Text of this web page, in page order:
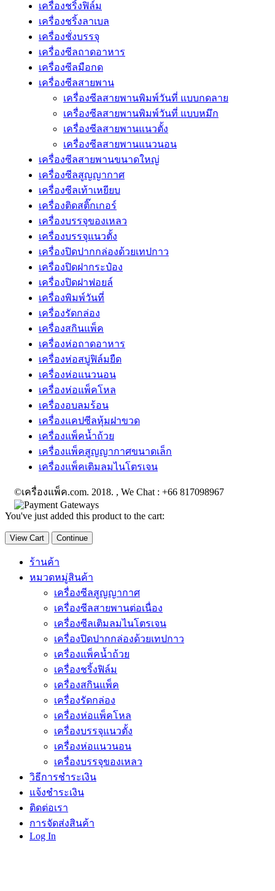
เครื่องชริ้งฟิล์ม
เครื่องชริ้งลาเบล
เครื่องชั่งบรรจุ
เครื่องซีลถาดอาหาร
เครื่องซีลมือกด
เครื่องซีลสายพาน
เครื่องซีลสายพานพิมพ์วันที่ แบบกดลาย
เครื่องซีลสายพานพิมพ์วันที่ แบบหมึก
เครื่องซีลสายพานแนวตั้ง
เครื่องซีลสายพานแนวนอน
เครื่องซีลสายพานขนาดใหญ่
เครื่องซีลสูญญากาศ
เครื่องซีลเท้าเหยียบ
เครื่องติดสติ๊กเกอร์
เครื่องบรรจุของเหลว
เครื่องบรรจุแนวตั้ง
เครื่องปิดปากกล่องด้วยเทปกาว
เครื่องปิดฝากระป๋อง
เครื่องปิดฝาฟอยล์
เครื่องพิมพ์วันที่
เครื่องรัดกล่อง
เครื่องสกินแพ็ค
เครื่องห่อถาดอาหาร
เครื่องห่อสบู่ฟิล์มยืด
เครื่องห่อแนวนอน
เครื่องห่อแพ็คโหล
เครื่องอบลมร้อน
เครื่องแคปซีลหุ้มฝาขวด
เครื่องแพ็คน้ำถ้วย
เครื่องแพ็คสูญญากาศขนาดเล็ก
เครื่องแพ็คเติมลมไนโตรเจน
©เครื่องแพ็ค.com. 2018. , We Chat : +66 817098967
You've just added this product to the cart:
View Cart Continue
ร้านค้า
หมวดหมู่สินค้า
เครื่องซีลสูญญากาศ
เครื่องซีลสายพานต่อเนื่อง
เครื่องซีลเติมลมไนโตรเจน
เครื่องปิดปากกล่องด้วยเทปกาว
เครื่องแพ็คน้ำถ้วย
เครื่องชริ้งฟิล์ม
เครื่องสกินแพ็ค
เครื่องรัดกล่อง
เครื่องห่อแพ็คโหล
เครื่องบรรจุแนวตั้ง
เครื่องห่อแนวนอน
เครื่องบรรจุของเหลว
วิธีการชำระเงิน
แจ้งชำระเงิน
ติดต่อเรา
การจัดส่งสินค้า
Log In